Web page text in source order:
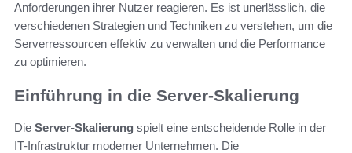
Anforderungen ihrer Nutzer reagieren. Es ist unerlässlich, die
verschiedenen Strategien und Techniken zu verstehen, um die
Serverressourcen effektiv zu verwalten und die Performance
zu optimieren.
Einführung in die Server-Skalierung
Die Server-Skalierung spielt eine entscheidende Rolle in der
IT-Infrastruktur moderner Unternehmen. Die